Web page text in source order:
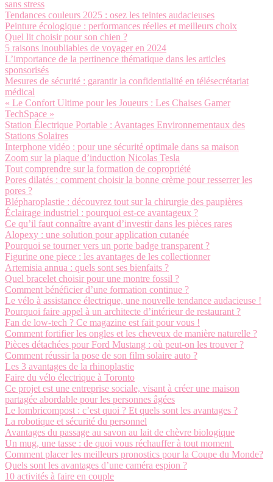
sans stress
Tendances couleurs 2025 : osez les teintes audacieuses
Peinture écologique : performances réelles et meilleurs choix
Quel lit choisir pour son chien ?
5 raisons inoubliables de voyager en 2024
L’importance de la pertinence thématique dans les articles
sponsorisés
Mesures de sécurité : garantir la confidentialité en télésecrétariat
médical
« Le Confort Ultime pour les Joueurs : Les Chaises Gamer
TechSpace »
Station Électrique Portable : Avantages Environnementaux des
Stations Solaires
Interphone vidéo : pour une sécurité optimale dans sa maison
Zoom sur la plaque d’induction Nicolas Tesla
Tout comprendre sur la formation de copropriété
Pores dilatés : comment choisir la bonne crème pour resserrer les
pores ?
Blépharoplastie : découvrez tout sur la chirurgie des paupières
Éclairage industriel : pourquoi est-ce avantageux ?
Ce qu’il faut connaître avant d’investir dans les pièces rares
Alopexy : une solution pour application cutanée
Pourquoi se tourner vers un porte badge transparent ?
Figurine one piece : les avantages de les collectionner
Artemisia annua : quels sont ses bienfaits ?
Quel bracelet choisir pour une montre fossil ?
Comment bénéficier d’une formation continue ?
Le vélo à assistance électrique, une nouvelle tendance audacieuse !
Pourquoi faire appel à un architecte d’intérieur de restaurant ?
Fan de low-tech ? Ce magazine est fait pour vous !
Comment fortifier les ongles et les cheveux de manière naturelle ?
Pièces détachées pour Ford Mustang : où peut-on les trouver ?
Comment réussir la pose de son film solaire auto ?
Les 3 avantages de la rhinoplastie
Faire du vélo électrique à Toronto
Ce projet est une entreprise sociale, visant à créer une maison
partagée abordable pour les personnes âgées
Le lombricompost : c’est quoi ? Et quels sont les avantages ?
La robotique et sécurité du personnel
Avantages du passage au savon au lait de chèvre biologique
Un mug, une tasse : de quoi vous réchauffer à tout moment
Comment placer les meilleurs pronostics pour la Coupe du Monde?
Quels sont les avantages d’une caméra espion ?
10 activités à faire en couple